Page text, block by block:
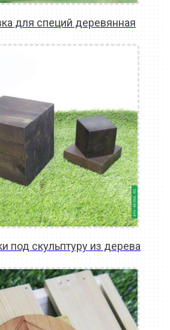
для специй деревянная
READ MORE
под скульптуру из дерева
READ MORE